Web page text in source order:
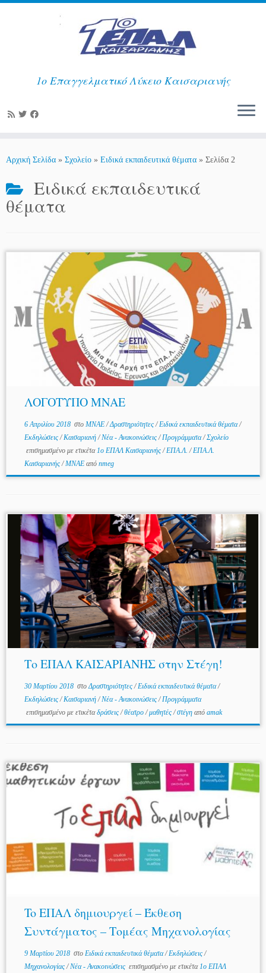
στο
1ο Επαγγελματικό Λύκειο Καισαριανής
Αρχική Σελίδα » Σχολείο » Ειδικά εκπαιδευτικά θέματα » Σελίδα 2
Ειδικά εκπαιδευτικά
θέματα
ΛΟΓΟΤΥΠΟ ΜΝΑΕ
6 Απριλίου 2018στο MNAE/Δραστηριότητες/Ειδικά εκπαιδευτικά θέματα/
Εκδηλώσεις/Καισαριανή/Νέα - Ανακοινώσεις/Προγράμματα/Σχολείο
επισημασμένο με ετικέτα1ο ΕΠΑΛ Καισαριανής/ΕΠΑ.Λ./ΕΠΑ.Λ.
Καισαριανής/ΜΝΑΕ από nmeg
Το ΕΠΑΛ ΚΑΙΣΑΡΙΑΝΗΣ στην Στέγη!
30 Μαρτίου 2018στοΔραστηριότητες/Ειδικά εκπαιδευτικά θέματα/
Εκδηλώσεις/Καισαριανή/Νέα - Ανακοινώσεις/Προγράμματα
επισημασμένο με ετικέταδράσεις/θέατρο/μαθητές/στέγη από amak
To ΕΠΑΛ δημιουργεί – Έκθεση
Συντάγματος – Τομέας Μηχανολογίας
9 Μαρτίου 2018στο Ειδικά εκπαιδευτικά θέματα/Εκδηλώσεις/
Μηχανολογίας/Νέα - Ανακοινώσεις επισημασμένο με ετικέτα1ο ΕΠΑΛ